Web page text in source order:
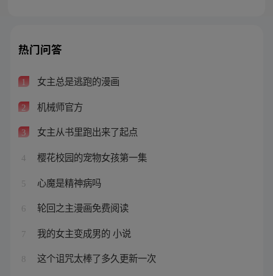
热门问答
1 女主总是逃跑的漫画
2 机械师官方
3 女主从书里跑出来了起点
4 樱花校园的宠物女孩第一集
5 心魔是精神病吗
6 轮回之主漫画免费阅读
7 我的女主变成男的 小说
8 这个诅咒太棒了多久更新一次